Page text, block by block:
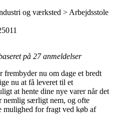
og værksted > Arbejdsstole
på 27anmeldelser
frembyder nu om dage et bredt
nu at få leveret til et
at hente dine nye varer når det
nemlig særligt nem, og ofte
mulighed for fragt ved køb af